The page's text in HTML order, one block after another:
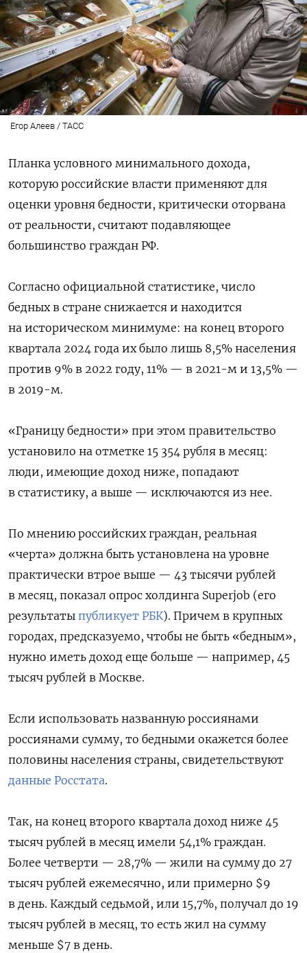
Егор Алеев / ТАСС
Планка условного минимального дохода,
которую российские власти применяют для
оценки уровня бедности, критически оторвана
от реальности, считают подавляющее
большинство граждан РФ.
Согласно официальной статистике, число
бедных в стране снижается и находится
на историческом минимуме: на конец второго
квартала 2024 года их было лишь 8,5% населения
против 9% в 2022 году, 11% — в 2021-м и 13,5% —
в 2019-м.
«Границу бедности» при этом правительство
установило на отметке 15 354 рубля в месяц:
люди, имеющие доход ниже, попадают
в статистику, а выше — исключаются из нее.
По мнению российских граждан, реальная
«черта» должна быть установлена на уровне
практически втрое выше — 43 тысячи рублей
в месяц, показал опрос холдинга Superjob (его
результаты публикует РБК). Причем в крупных
городах, предсказуемо, чтобы не быть «бедным»,
нужно иметь доход еще больше — например, 45
тысяч рублей в Москве.
Если использовать названную россиянами
россиянами сумму, то бедными окажется более
половины населения страны, свидетельствуют
данные Росстата.
Так, на конец второго квартала доход ниже 45
тысяч рублей в месяц имели 54,1% граждан.
Более четверти — 28,7% — жили на сумму до 27
тысяч рублей ежемесячно, или примерно $9
в день. Каждый седьмой, или 15,7%, получал до 19
тысяч рублей в месяц, то есть жил на сумму
меньше $7 в день.